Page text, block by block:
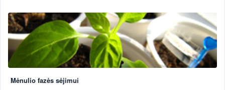
Mėnulio fazės sėjimui